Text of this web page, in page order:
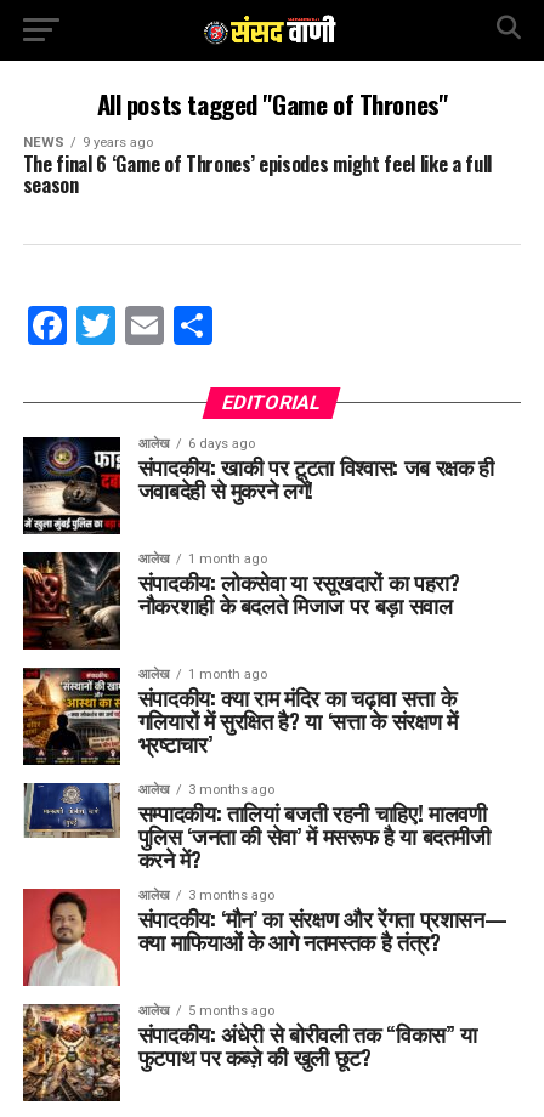
All posts tagged "Game of Thrones"
NEWS 9 years ago
The final 6 ‘Game of Thrones’ episodes might feel like a full
season
Facebook
Twitter
EmailShare
EDITORIAL
आलेख 6 days ago
संपादकीय: खाकी पर टूटता विश्वास: जब रक्षक ही
जवाबदेही से मुकरने लगें!
आलेख 1 month ago
संपादकीय: लोकसेवा या रसूखदारों का पहरा?
नौकरशाही के बदलते मिजाज पर बड़ा सवाल
आलेख 1 month ago
संपादकीय: क्या राम मंदिर का चढ़ावा सत्ता के
गलियारों में सुरक्षित है? या ‘सत्ता के संरक्षण में
भ्रष्टाचार’
आलेख 3 months ago
सम्पादकीय: तालियां बजती रहनी चाहिए! मालवणी
पुलिस ‘जनता की सेवा’ में मसरूफ है या बदतमीजी
करने में?
आलेख 3 months ago
संपादकीय: ‘मौन’ का संरक्षण और रेंगता प्रशासन—
क्या माफियाओं के आगे नतमस्तक है तंत्र?
आलेख 5 months ago
संपादकीय: अंधेरी से बोरीवली तक “विकास” या
फुटपाथ पर कब्ज़े की खुली छूट?